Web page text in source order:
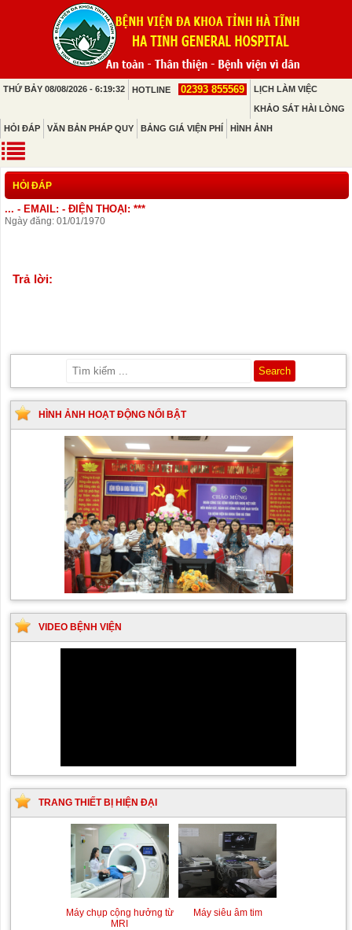
THỨ BẢY 08/08/2026 - 6:19:32 HOTLINE 02393 855569 LỊCH LÀM VIỆC
KHẢO SÁT HÀI LÒNG
HỎI ĐÁP VĂN BẢN PHÁP QUY BẢNG GIÁ VIỆN PHÍ HÌNH ẢNH
HỎI ĐÁP
... - EMAIL: - ĐIỆN THOẠI: ***
Ngày đăng: 01/01/1970
Trả lời:
HÌNH ẢNH HOẠT ĐỘNG NỔI BẬT
VIDEO BỆNH VIỆN
TRANG THIẾT BỊ HIỆN ĐẠI
Máy chụp cộng hưởng từ
MRI
Máy siêu âm tim